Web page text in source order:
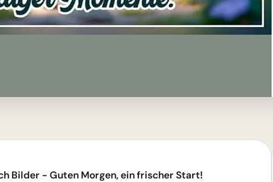
Bilder - Guten Morgen, ein frischer Start!